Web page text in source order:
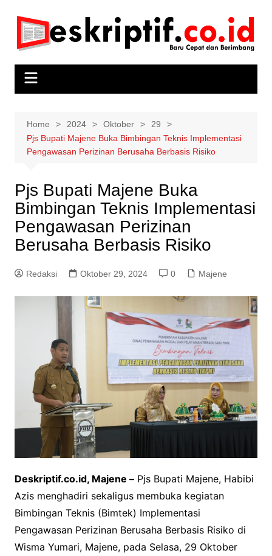
content
Home 2024 Oktober
29
Pjs Bupati Majene Buka Bimbingan Teknis Implementasi
Pengawasan Perizinan Berusaha Berbasis Risiko
Pjs Bupati Majene Buka
Bimbingan Teknis Implementasi
Pengawasan Perizinan
Berusaha Berbasis Risiko
Redaksi Oktober 29, 2024 0 Majene
Deskriptif.co.id, Majene –Pjs Bupati Majene, Habibi
Azis menghadiri sekaligus membuka kegiatan
Bimbingan Teknis (Bimtek) Implementasi
Pengawasan Perizinan Berusaha Berbasis Risiko di
Wisma Yumari, Majene, pada Selasa, 29 Oktober